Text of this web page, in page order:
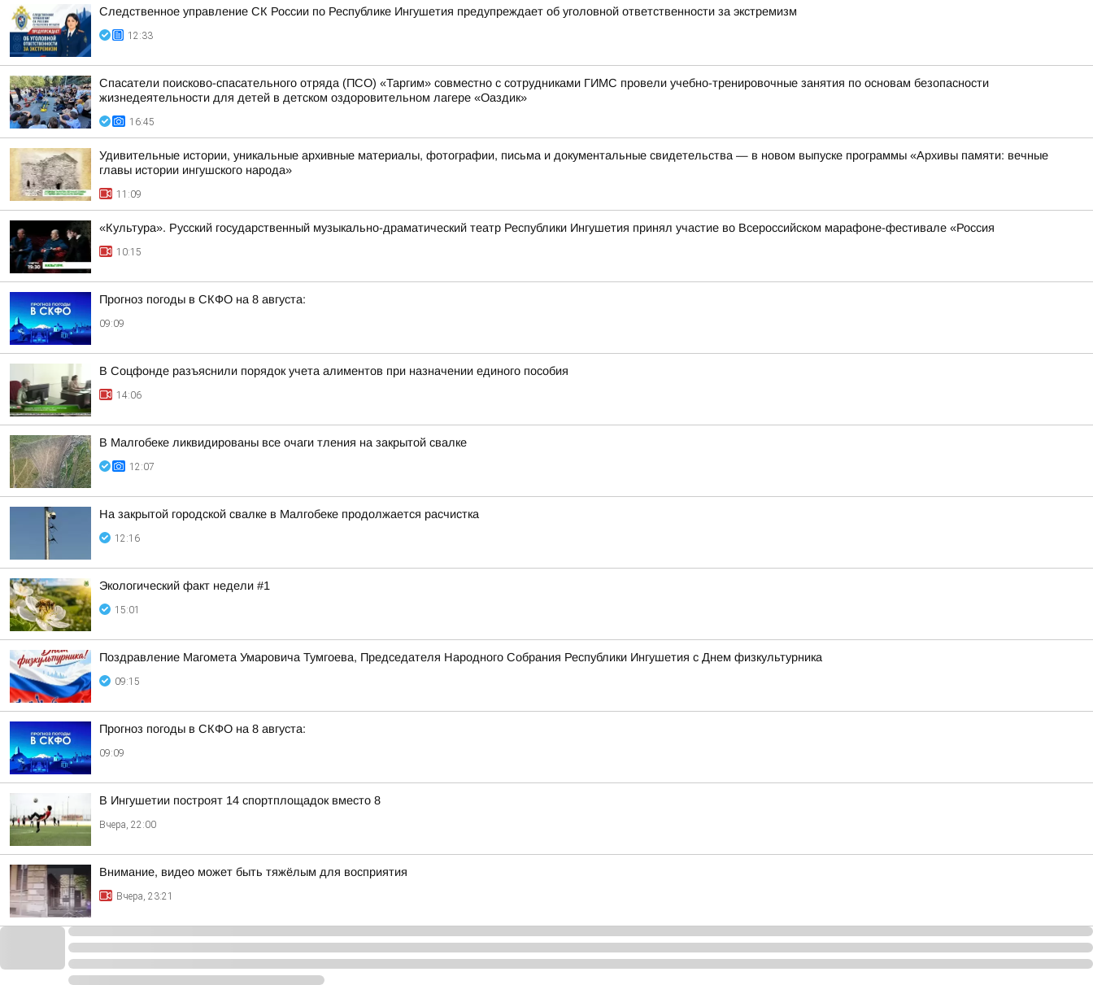
Следственное управление СК России по Республике Ингушетия предупреждает об уголовной ответственности за экстремизм
12:33
Спасатели поисково-спасательного отряда (ПСО) «Таргим» совместно с сотрудниками ГИМС провели учебно-тренировочные занятия по основам безопасности
жизнедеятельности для детей в детском оздоровительном лагере «Оаздик»
16:45
Удивительные истории, уникальные архивные материалы, фотографии, письма и документальные свидетельства — в новом выпуске программы «Архивы памяти: вечные
главы истории ингушского народа»
11:09
«Культура». Русский государственный музыкально-драматический театр Республики Ингушетия принял участие во Всероссийском марафоне-фестивале «Россия
10:15
Прогноз погоды в СКФО на 8 августа:
09:09
В Соцфонде разъяснили порядок учета алиментов при назначении единого пособия
14:06
В Малгобеке ликвидированы все очаги тления на закрытой свалке
12:07
На закрытой городской свалке в Малгобеке продолжается расчистка
12:16
Экологический факт недели #1
15:01
Поздравление Магомета Умаровича Тумгоева, Председателя Народного Собрания Республики Ингушетия с Днем физкультурника
09:15
Прогноз погоды в СКФО на 8 августа:
09:09
В Ингушетии построят 14 спортплощадок вместо 8
Вчера, 22:00
Внимание, видео может быть тяжёлым для восприятия
Вчера, 23:21